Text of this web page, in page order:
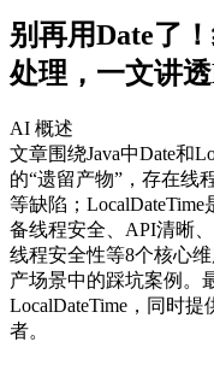
别再用Date了
处理，一文讲
AI 概述
文章围绕Java中Date和
的“遗留产物”，存在线
等缺陷；
备线程安全、API清晰
线程安全性等8个核心
产场景中的踩坑案例。
LocalDateTime，同时
者。